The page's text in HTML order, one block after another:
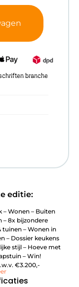
editie:
– Wonen – Buiten
– 8x bijzondere
tuinen – Wonen in
– Dossier keukens
stijl – Hoeve met
– Win!
€3.200,-
branche